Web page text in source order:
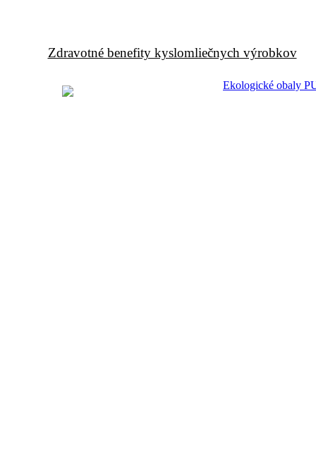
Zdravotné benefity kyslomliečnych výrobkov